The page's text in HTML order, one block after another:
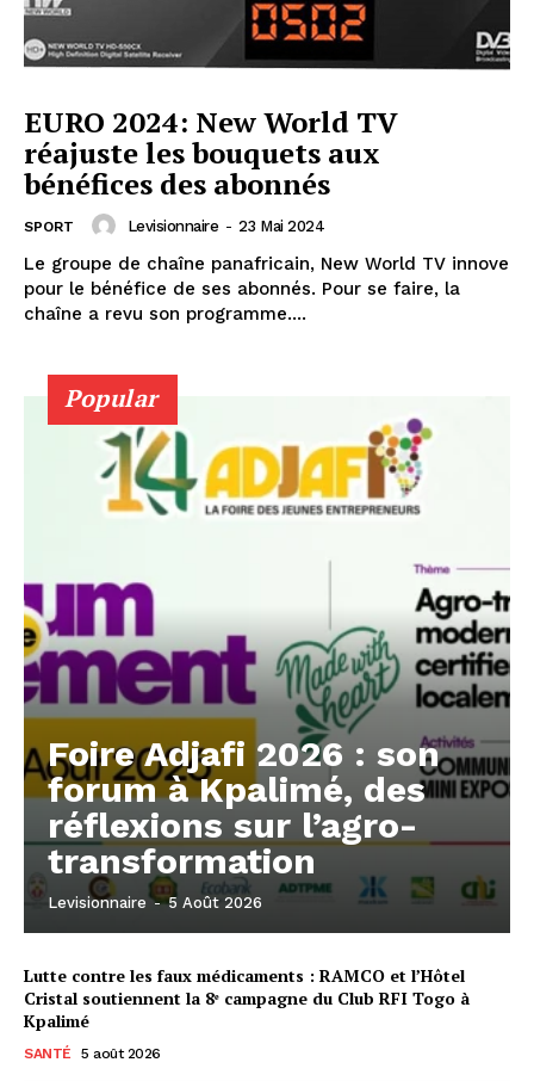
EURO 2024: New World TV
réajuste les bouquets aux
bénéfices des abonnés
SPORT Levisionnaire - 23 Mai 2024
Le groupe de chaîne panafricain, New World TV innove
pour le bénéfice de ses abonnés. Pour se faire, la
chaîne a revu son programme....
Popular
Foire Adjafi 2026 : son
forum à Kpalimé, des
réflexions sur l’agro-
transformation
Levisionnaire - 5 Août 2026
Lutte contre les faux médicaments : RAMCO et l’Hôtel
Cristal soutiennent la 8ᵉ campagne du Club RFI Togo à
Kpalimé
SANTÉ 5 août 2026